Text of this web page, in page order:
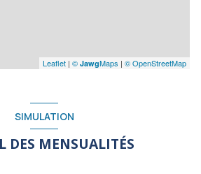
Leaflet | © JawgMaps | © OpenStreetMap
SIMULATION
DES MENSUALITÉS